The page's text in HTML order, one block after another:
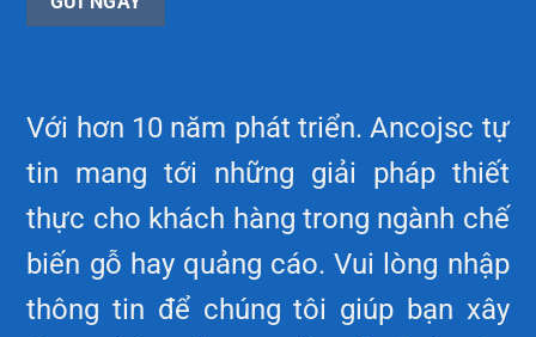
Với hơn 10 năm phát triển. Ancojsc tự
tin mang tới những giải pháp thiết
thực cho khách hàng trong ngành chế
biến gỗ hay quảng cáo. Vui lòng nhập
thông tin để chúng tôi giúp bạn xây